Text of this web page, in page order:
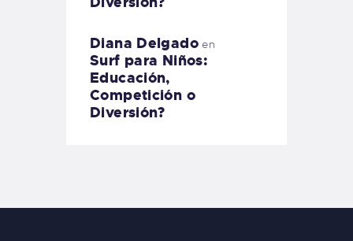
Diana Delgadoen
Surf para Niños:
Educación,
Competición o
Diversión?